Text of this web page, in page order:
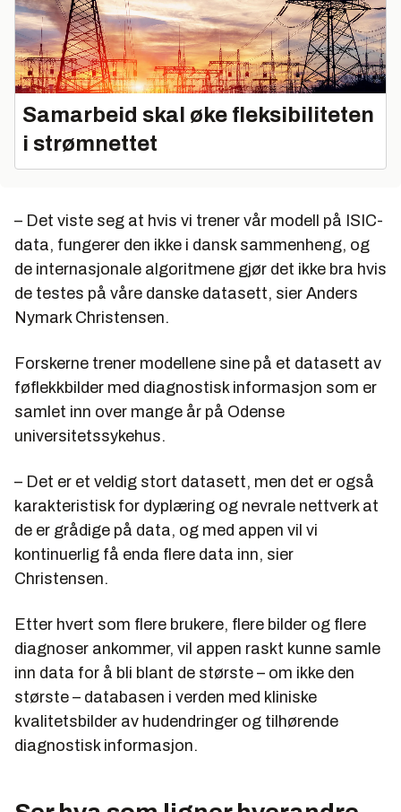
Samarbeid skal øke fleksibiliteten
i strømnettet
– Det viste seg at hvis vi trener vår modell på ISIC-
data, fungerer den ikke i dansk sammenheng, og
de internasjonale algoritmene gjør det ikke bra hvis
de testes på våre danske datasett, sier Anders
Nymark Christensen.
Forskerne trener modellene sine på et datasett av
føflekkbilder med diagnostisk informasjon som er
samlet inn over mange år på Odense
universitetssykehus.
– Det er et veldig stort datasett, men det er også
karakteristisk for dyplæring og nevrale nettverk at
de er grådige på data, og med appen vil vi
kontinuerlig få enda flere data inn, sier
Christensen.
Etter hvert som flere brukere, flere bilder og flere
diagnoser ankommer, vil appen raskt kunne samle
inn data for å bli blant de største – om ikke den
største – databasen i verden med kliniske
kvalitetsbilder av hudendringer og tilhørende
diagnostisk informasjon.